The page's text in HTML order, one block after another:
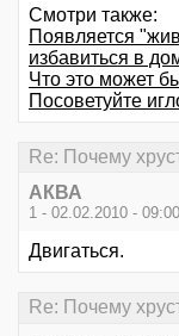
Смотри также:
Появляется
избавиться в
Что это может
Посоветуйте
Re: Почему
АКВА
1 - 02.02.2010 - 09:00
Двигаться.
Re: Почему